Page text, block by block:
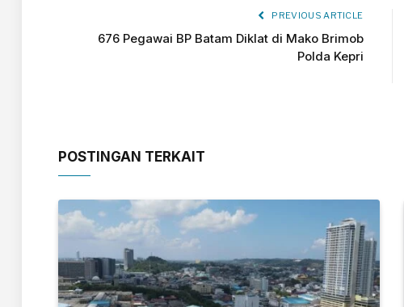
PREVIOUS ARTICLE
676 Pegawai BP Batam Diklat di Mako Brimob
Polda Kepri
POSTINGAN TERKAIT